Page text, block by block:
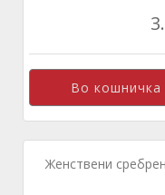
Женствени